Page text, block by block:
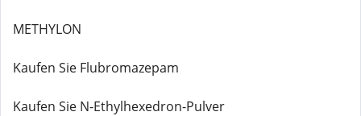
METHYLON
Kaufen Sie Flubromazepam
Kaufen Sie N-Ethylhexedron-Pulver